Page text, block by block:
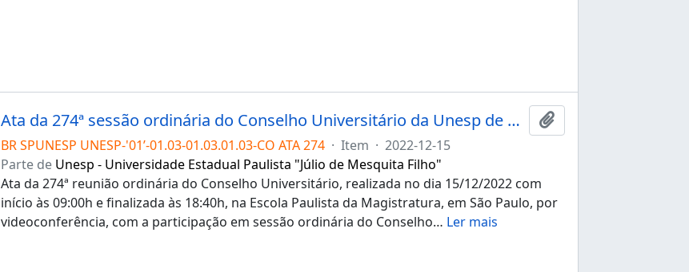
Ata da 274ª sessão ordinária do Conselho Universitário da Unesp de 15/12/2022
Adicionar a área de
BR SPUNESP UNESP-'01’-01.03-01.03.01.03-CO ATA 274 · Item · 2022-12-15
Parte de Unesp - Universidade Estadual Paulista "Júlio de Mesquita Filho"
Ata da 274ª reunião ordinária do Conselho Universitário, realizada no dia 15/12/2022 com
início às 09:00h e finalizada às 18:40h, na Escola Paulista da Magistratura, em São Paulo, por
videoconferência, com a participação em sessão ordinária do Conselho… Ler mais